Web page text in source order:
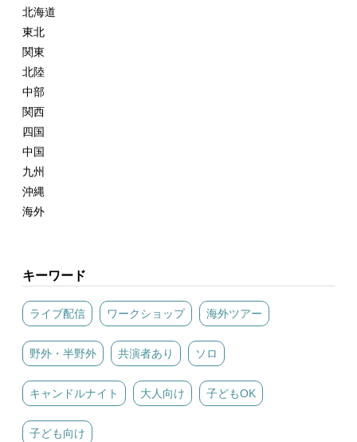
北海道
東北
関東
北陸
中部
関西
四国
中国
九州
沖縄
海外
キーワード
ライブ配信 ワークショップ 海外ツアー
野外・半野外 共演者あり ソロ
キャンドルナイト 大人向け 子どもOK
子ども向け